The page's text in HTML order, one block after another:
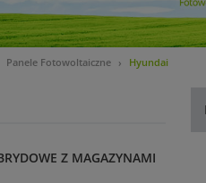
Panele Fotowoltaiczne Hyundai
Z MAGAZYNAMI